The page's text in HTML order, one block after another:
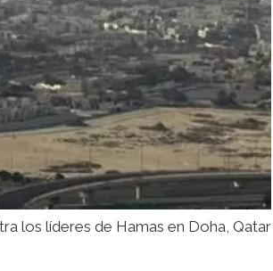
los líderes de Hamas en Doha, Qatar